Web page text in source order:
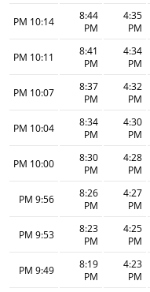
4:35
PM
8:44
PM
10:14 PM
4:34
PM
8:41
PM
10:11 PM
4:32
PM
8:37
PM
10:07 PM
4:30
PM
8:34
PM
10:04 PM
4:28
PM
8:30
PM
10:00 PM
4:27
PM
8:26
PM
9:56 PM
4:25
PM
8:23
PM
9:53 PM
4:23
PM
8:19
PM
9:49 PM